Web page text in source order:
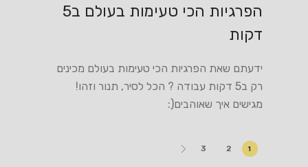
הפרגיות הכי טעימות בעולם ב5
דקות
ידעתם שאת הפרגיות הכי טעימות בעולם מכינים
רק ב5 דקות עבודה ? הכל לסיר, תנור וזהו!
מגישים איך שאוהבים(:
Posts
1
2
3